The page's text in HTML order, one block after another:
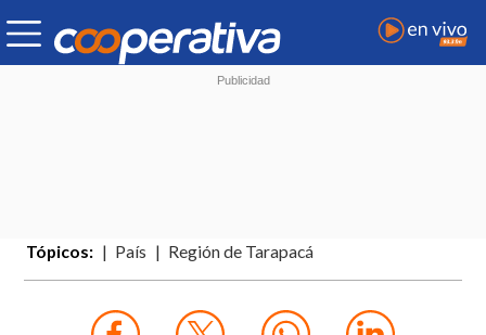
Tópicos: País Región de Tarapacá